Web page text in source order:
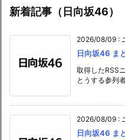
新着記事（日向坂46）
2026/08/09
日向坂46 ま
取得したRSS
とうする参列
2026/08/09
日向坂46 ま